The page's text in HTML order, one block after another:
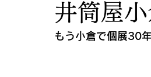
井筒屋
もう小倉で個展30